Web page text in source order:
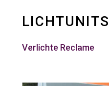
LICHTUNITS
Verlichte Reclame